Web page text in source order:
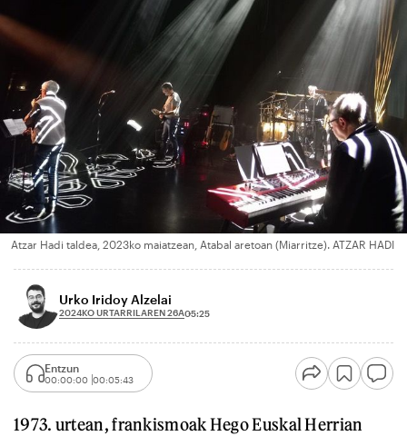
Atzar Hadi taldea, 2023ko maiatzean, Atabal aretoan (Miarritze). ATZAR HADI
Urko Iridoy Alzelai
2024KO URTARRILAREN 26A05:25
Entzun
00:00:00 00:05:43
1973. urtean, frankismoak Hego Euskal Herrian